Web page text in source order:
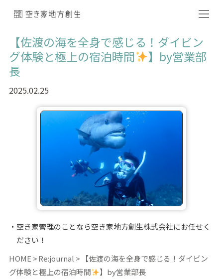
【佐渡の海を全身で感じる！ダイビン
グ体験と極上の宿泊時間
】by営業部
長
2025.02.25
空き家管理のことなら空き家地方創生株式会社にお任せく
ださい！
HOME
Re:journal
【佐渡の海を全身で感じる！ダイビン
グ体験と極上の宿泊時間
】by営業部長